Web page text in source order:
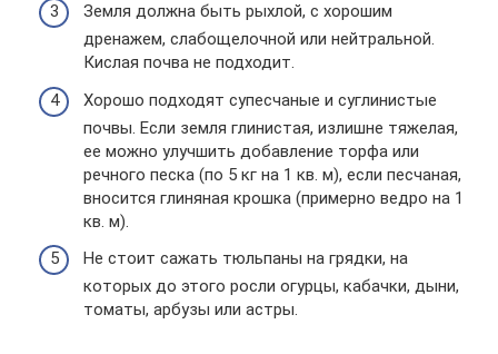
Земля должна быть рыхлой, с хорошим
дренажем, слабощелочной или нейтральной.
Кислая почва не подходит.
Хорошо подходят супесчаные и суглинистые
почвы. Если земля глинистая, излишне тяжелая,
ее можно улучшить добавление торфа или
речного песка (по 5 кг на 1 кв. м), если песчаная,
вносится глиняная крошка (примерно ведро на 1
кв. м).
Не стоит сажать тюльпаны на грядки, на
которых до этого росли огурцы, кабачки, дыни,
томаты, арбузы или астры.